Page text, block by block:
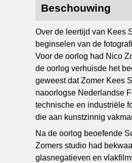
Beschouwing
Over de leertijd van Kees
beginselen van de
Voor de oorlog had Nico
de oorlog verhuisde het
geweest dat Zomer Kees
naoorlogse Nederlandse
technische en industriële
die aan kunstzinnig
Na de oorlog beoefende
Zomers studio had
glasnegatieven en